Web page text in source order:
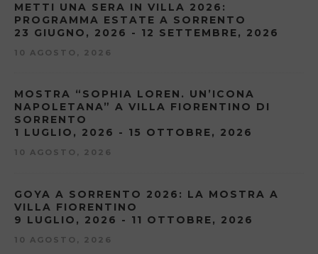
METTI UNA SERA IN VILLA 2026:
PROGRAMMA ESTATE A SORRENTO
23 GIUGNO, 2026 - 12 SETTEMBRE, 2026
10 AGOSTO, 2026
MOSTRA “SOPHIA LOREN. UN’ICONA
NAPOLETANA” A VILLA FIORENTINO DI
SORRENTO
1 LUGLIO, 2026 - 15 OTTOBRE, 2026
10 AGOSTO, 2026
GOYA A SORRENTO 2026: LA MOSTRA A
VILLA FIORENTINO
9 LUGLIO, 2026 - 11 OTTOBRE, 2026
10 AGOSTO, 2026